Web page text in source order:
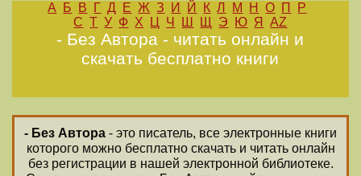
А Б В Г Д Е Ж З И Й К Л М Н О П
Р
С Т У Ф Х Ц Ч Ш Щ Э Ю Я AZ
- Без Автора - читать онлайн и
скачать бесплатно книги
- Без Автора - это писатель, все электронные книги
которого можно бесплатно скачать и читать онлайн
без регистрации в нашей электронной библиотеке.